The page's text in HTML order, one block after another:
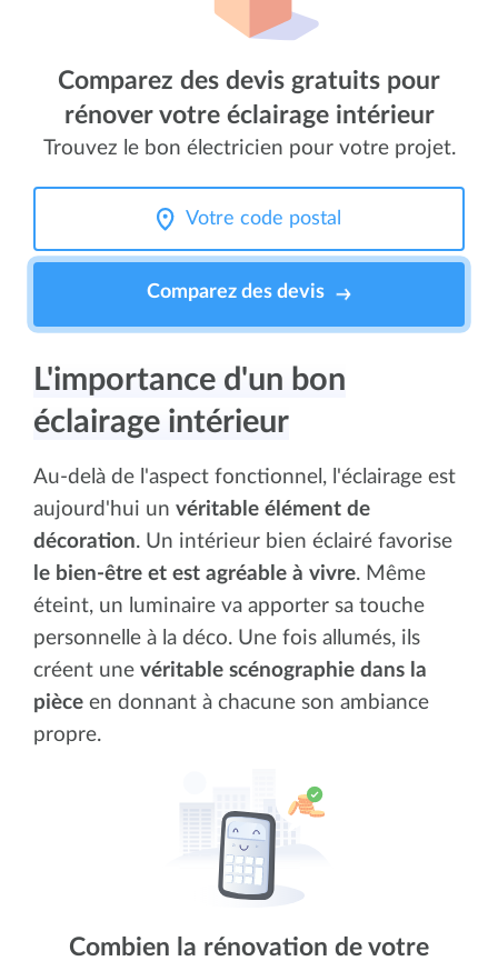
Comparez des devis gratuits pour
rénover votre éclairage intérieur
Trouvez le bon électricien pour votre projet.
Comparez des devis
L'importance d'un bon
éclairage intérieur
Au-delà de l'aspect fonctionnel, l'éclairage est
aujourd'hui un véritable élément de
décoration. Un intérieur bien éclairé favorise
le bien-être et est agréable à vivre. Même
éteint, un luminaire va apporter sa touche
personnelle à la déco. Une fois allumés, ils
créent une véritable scénographie dans la
pièce en donnant à chacune son ambiance
propre.
Combien la rénovation de votre